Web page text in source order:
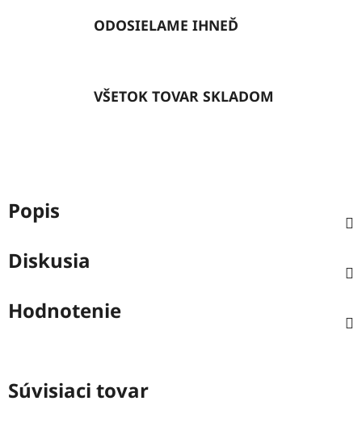
ODOSIELAME IHNEĎ
VŠETOK TOVAR SKLADOM
Popis
Diskusia
Hodnotenie
Súvisiaci tovar